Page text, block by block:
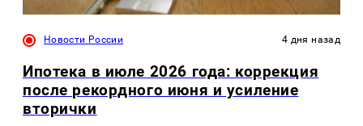
Новости России 4 дня назад
Ипотека в июле 2026 года: коррекция
после рекордного июня и усиление
вторички